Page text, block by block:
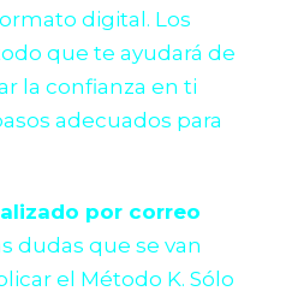
digital. Los
que te ayudará de
la confianza en ti
adecuados para
por correo
dudas que se van
el Método K. Sólo